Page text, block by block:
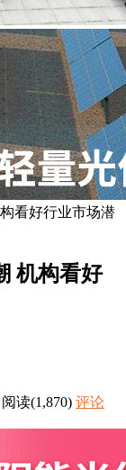
看好行业市场潜
机构看好
阅读(1,870) 评论